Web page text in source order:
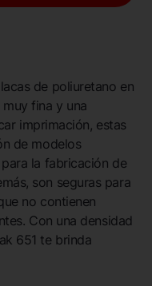
de poliuretano en
fina y una
imprimación, estas
de modelos
la fabricación de
son seguras para
no contienen
Con una densidad
651 te brinda